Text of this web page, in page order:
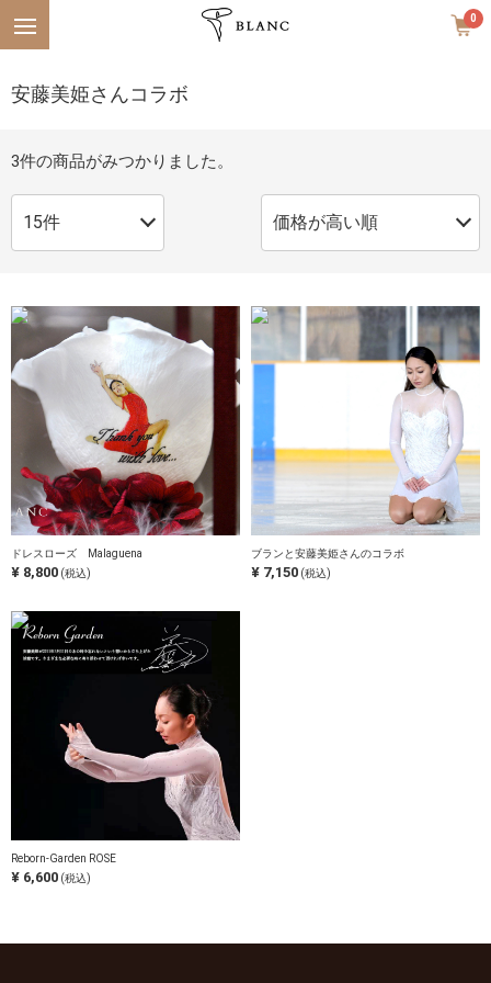
0
安藤美姫さんコラボ
3件の商品がみつかりました。
ドレスローズ Malaguena
¥ 8,800 (税込)
ブランと安藤美姫さんのコラボ
¥ 7,150 (税込)
Reborn-Garden ROSE
¥ 6,600 (税込)